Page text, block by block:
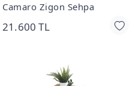
Camaro Zigon Sehpa
21.600 TL